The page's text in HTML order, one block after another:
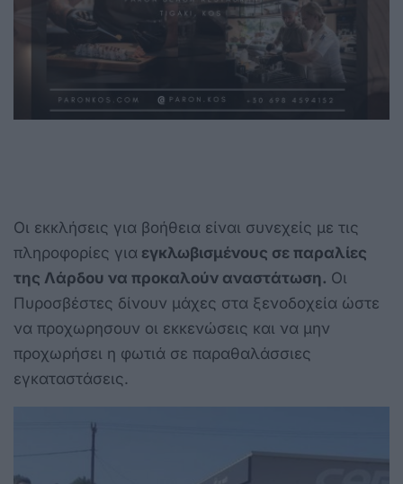
Οι εκκλήσεις για βοήθεια είναι συνεχείς με τις
πληροφορίες για εγκλωβισμένους σε παραλίες
της Λάρδου να προκαλούν αναστάτωση. Οι
Πυροσβέστες δίνουν μάχες στα ξενοδοχεία ώστε
να προχωρησουν οι εκκενώσεις και να μην
προχωρήσει η φωτιά σε παραθαλάσσιες
εγκαταστάσεις.